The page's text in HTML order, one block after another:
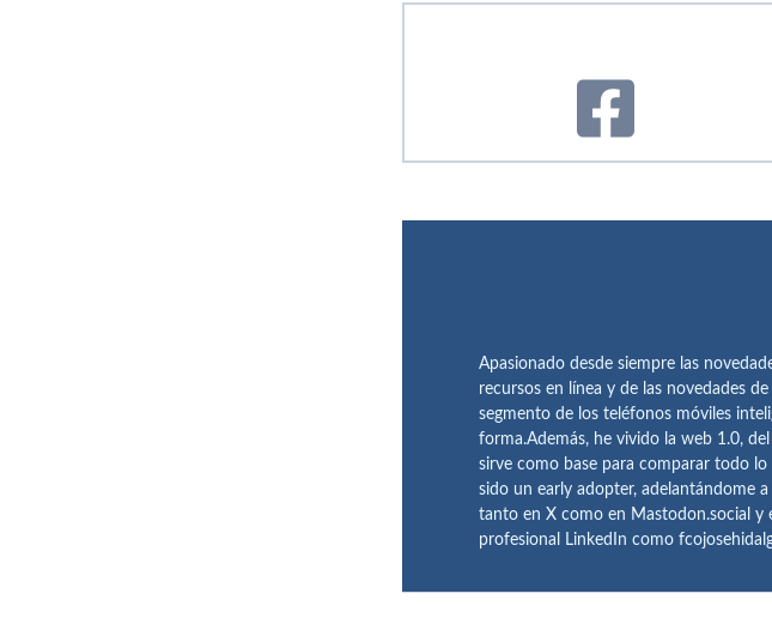
Apasionado desde siempre las
recursos en línea y de las novedades
segmento de los teléfonos móviles
forma.Además, he vivido la web 1.0,
sirve como base para comparar todo
sido un early adopter, adelantándome
tanto en X como en Mastodon.social y
profesional LinkedIn como